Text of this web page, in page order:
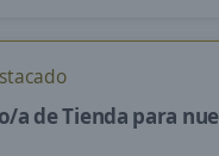
a de Tienda para